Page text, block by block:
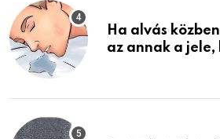
Ha alvás
az annak a